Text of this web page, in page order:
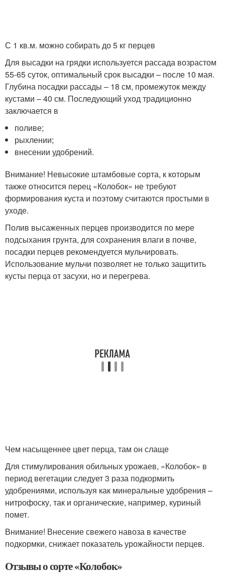
С 1 кв.м. можно собирать до 5 кг перцев
Для высадки на грядки используется рассада возрастом
55-65 суток, оптимальный срок высадки – после 10 мая.
Глубина посадки рассады – 18 см, промежуток между
кустами – 40 см. Последующий уход традиционно
заключается в
поливе;
рыхлении;
внесении удобрений.
Внимание! Невысокие штамбовые сорта, к которым
также относится перец «Колобок» не требуют
формирования куста и поэтому считаются простыми в
уходе.
Полив высаженных перцев производится по мере
подсыхания грунта, для сохранения влаги в почве,
посадки перцев рекомендуется мульчировать.
Использование мульчи позволяет не только защитить
кусты перца от засухи, но и перегрева.
Чем насыщеннее цвет перца, там он слаще
Для стимулирования обильных урожаев, «Колобок» в
период вегетации следует 3 раза подкормить
удобрениями, используя как минеральные удобрения –
нитрофоску, так и органические, например, куриный
помет.
Внимание! Внесение свежего навоза в качестве
подкормки, снижает показатель урожайности перцев.
Отзывы о сорте «Колобок»